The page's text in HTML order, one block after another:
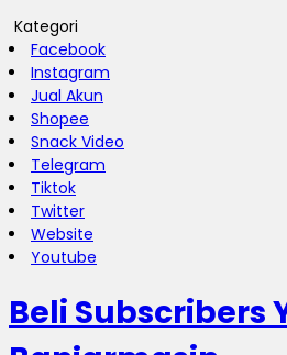
Kategori
Facebook
Instagram
Jual Akun
Shopee
Snack Video
Telegram
Tiktok
Twitter
Website
Youtube
Beli Subscribers